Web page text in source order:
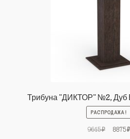
Трибуна "ДИКТОР" №2, Дуб
РАСПРОДАЖА!
9615₽ 8875₽